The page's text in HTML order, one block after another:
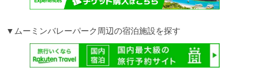
▼ムーミンバレーパーク周辺の宿泊施設を探す